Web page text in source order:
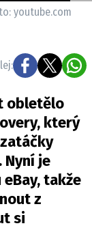
youtube.com
obletělo
který
Nyní je
takže
z
si